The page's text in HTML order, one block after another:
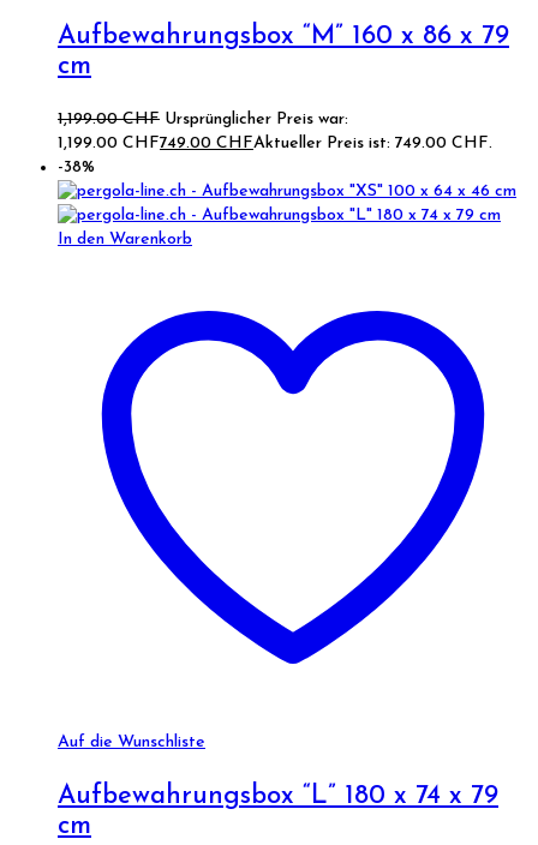
Aufbewahrungsbox “M” 160 x 86 x 79
cm
1,199.00CHF Ursprünglicher Preis war:
1,199.00 CHF749.00 CHFAktueller Preis ist: 749.00 CHF.
-38%
In den Warenkorb
Auf die Wunschliste
Aufbewahrungsbox “L” 180 x 74 x 79
cm